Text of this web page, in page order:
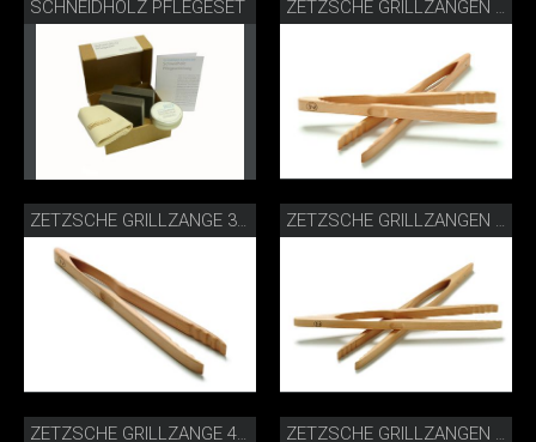
SCHNEIDHOLZ PFLEGESET ZETZSCHE GRILLZANGEN 30 CM BUCHE